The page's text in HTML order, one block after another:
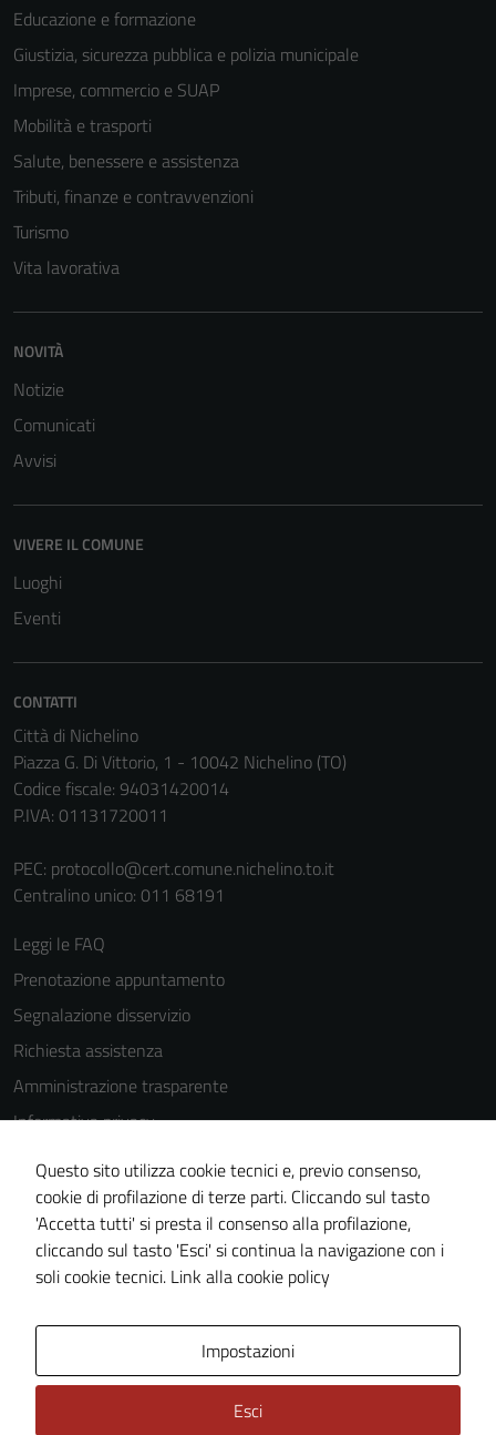
Educazione e formazione
Giustizia, sicurezza pubblica e polizia municipale
Imprese, commercio e SUAP
Mobilità e trasporti
Salute, benessere e assistenza
Tributi, finanze e contravvenzioni
Turismo
Vita lavorativa
NOVITÀ
Notizie
Comunicati
Avvisi
VIVERE IL COMUNE
Luoghi
Eventi
CONTATTI
Città di Nichelino
Piazza G. Di Vittorio, 1 - 10042 Nichelino (TO)
Codice fiscale: 94031420014
P.IVA: 01131720011
PEC: protocollo@cert.comune.nichelino.to.it
Centralino unico: 011 68191
Leggi le FAQ
Prenotazione appuntamento
Segnalazione disservizio
Richiesta assistenza
Amministrazione trasparente
Informativa privacy
Note legali
Dichiarazione di accessibilità
Piano di miglioramento del sito
Questo sito utilizza cookie tecnici e, previo consenso,
cookie di profilazione di terze parti. Cliccando sul tasto
'Accetta tutti' si presta il consenso alla profilazione,
cliccando sul tasto 'Esci' si continua la navigazione con i
soli cookie tecnici. Link alla cookie policy
Impostazioni
Esci
informazioni